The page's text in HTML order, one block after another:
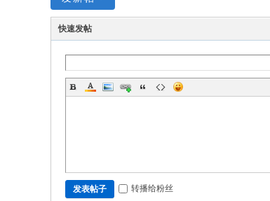
快速发帖
发表帖子 转播给粉丝